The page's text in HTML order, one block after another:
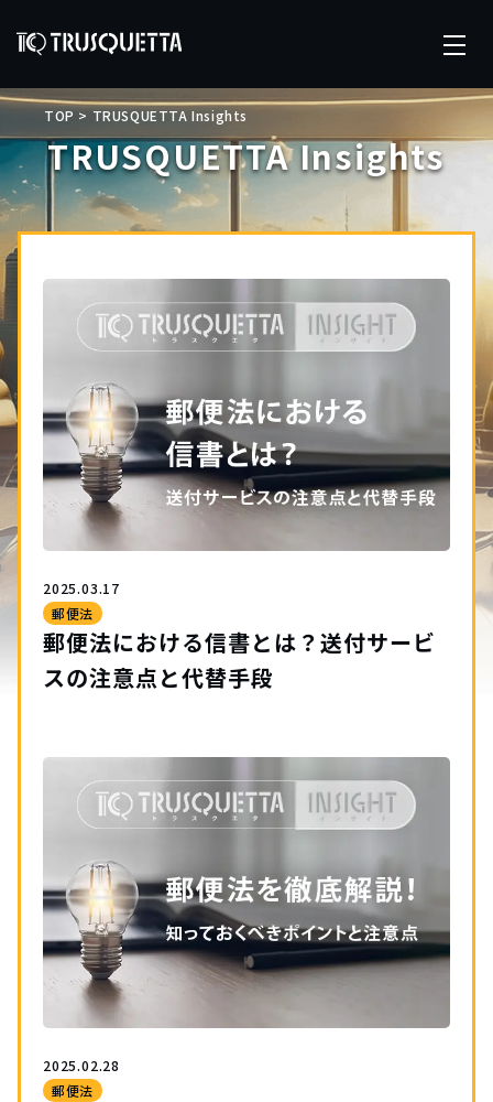
TOP > TRUSQUETTA Insights
TRUSQUETTA Insights
2025.03.17
郵便法
郵便法における信書とは？送付サービ
スの注意点と代替手段
2025.02.28
郵便法